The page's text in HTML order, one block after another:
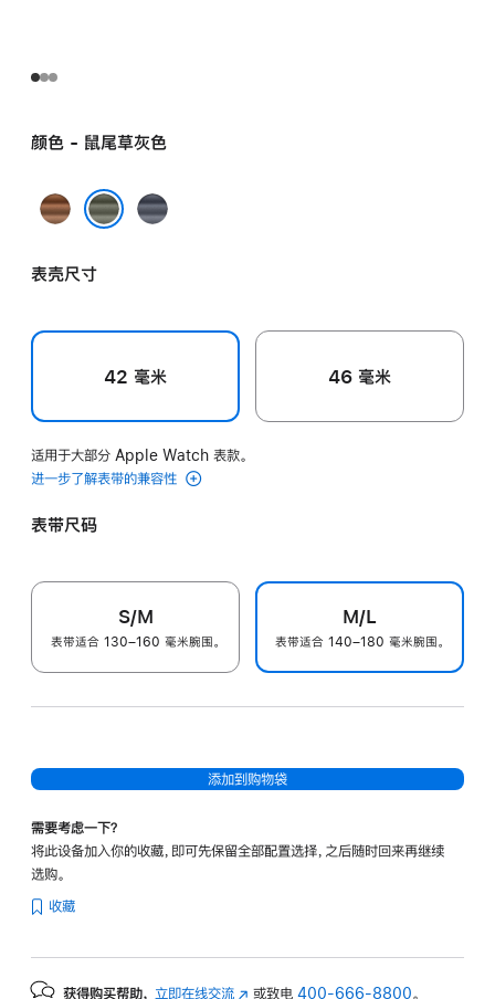
颜色 - 鼠尾草灰色
焦
色
海
表壳尺寸
42 毫米 46 毫米
适用于大部分 Apple Watch 表款。
进一步了解表带的兼容性
表带尺码
S/M
表带适合 130–160 毫米腕围。
M/L
表带适合 140–180 毫米腕围。
添加到购物袋
需要考虑一下？
将此设备加入你的收藏，即可先保留全部配置选择，之后随时回来再继续
选购。
收藏
获得购买帮助， 立即在线交流 (在 或致电400-666-8800 。